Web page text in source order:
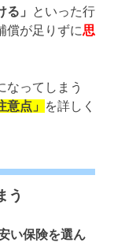
」
といった行
償が足りずに思
なってしまう
点」
を詳しく
う
い保険を選ん